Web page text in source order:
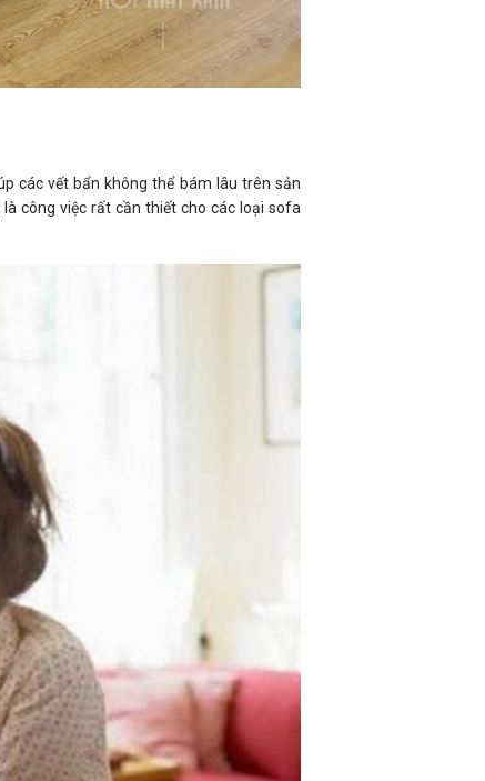
các vết bẩn không thể bám lâu trên sản
công việc rất cần thiết cho các loại sofa